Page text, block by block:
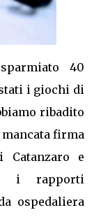
40
i giochi di
ribadito
firma
e
i rapporti
ospedaliera